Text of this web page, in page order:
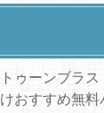
トゥーンブラ
けおすすめ無料